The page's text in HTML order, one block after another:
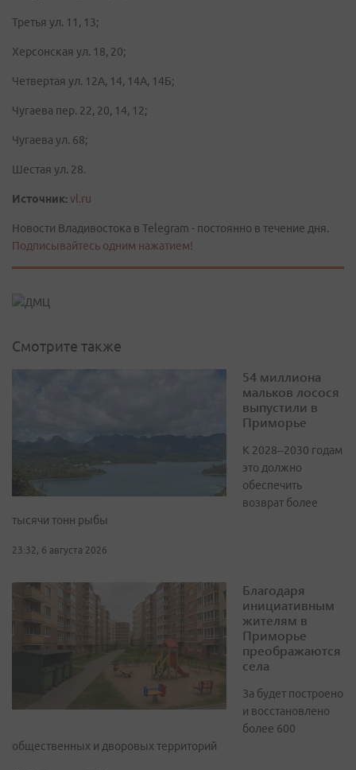
Третья ул. 11, 13;
Херсонская ул. 18, 20;
Четвертая ул. 12А, 14, 14А, 14Б;
Чугаева пер. 22, 20, 14, 12;
Чугаева ул. 68;
Шестая ул. 28.
Источник:vl.ru
Новости Владивостока в Telegram - постоянно в течение дня.
Подписывайтесь одним нажатием!
Смотрите также
54 миллиона
мальков лосося
выпустили в
Приморье
К 2028–2030 годам
это должно
обеспечить
возврат более
тысячи тонн рыбы
23:32, 6 августа 2026
Благодаря
инициативным
жителям в
Приморье
преображаются
села
За будет построено
и восстановлено
более 600
общественных и дворовых территорий